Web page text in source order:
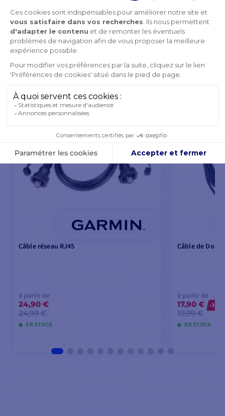
PRODUITS DE LA MÊME CATÉGORIE
PRODUITS DE LA MÊME MARQUE
VOUS POURRIEZ AUSSI AIMER
Câble réseau RJ45
à partir de
24,90 €
24,99 €
EN STOCK
Câble de
à partir de
17,90 €
19,99 €
-10%
EN STOCK